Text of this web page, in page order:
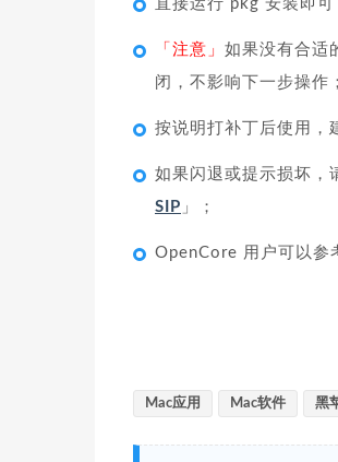
直接运行 pkg 安装即可
「注意」 如果没有合适
闭，不影响下一步操作；
按说明打补丁后使用，
如果闪退或提示损坏，
SIP 」；
OpenCore 用户可以参
Mac应用 Mac软件 黑